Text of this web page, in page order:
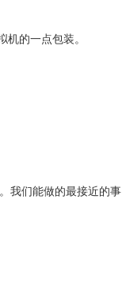
的一点包装。
我们能做的最接近的事